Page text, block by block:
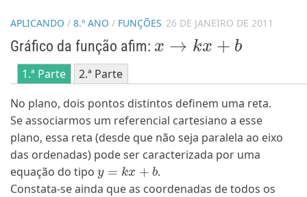
APLICANDO / 8.º ANO / FUNÇÕES 26 DE JANEIRO DE 2011
Gráfico da função afim:
x+
1.ª Parte
2.ª Parte
No plano, dois pontos distintos definem uma reta.
Se associarmos um referencial cartesiano a esse
plano, essa reta (desde que não seja paralela ao eixo
das ordenadas) pode ser caracterizada por uma
equação do tipo
y=kx+b
.
Constata-se ainda que as coordenadas de todos os